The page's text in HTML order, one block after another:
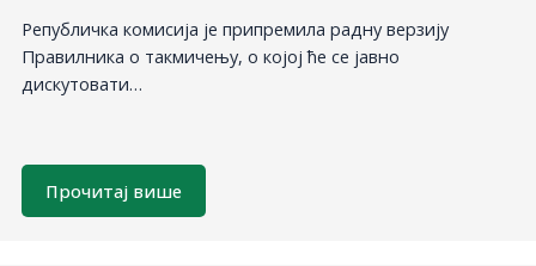
Републичка комисија је припремила радну верзију
Правилника о такмичењу, о којој ће се јавно
дискутовати…
Прочитај више